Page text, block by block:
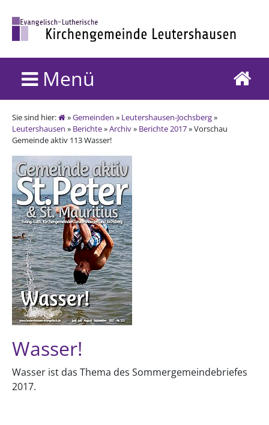
Menü
Sie sind hier: »Gemeinden » Leutershausen-Jochsberg»
Leutershausen » Berichte»Archiv» Berichte 2017» Vorschau
Gemeinde aktiv 113 Wasser!
Wasser!
Wasser ist das Thema des Sommergemeindebriefes
2017.